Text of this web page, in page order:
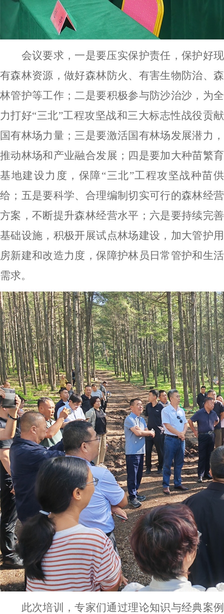
会议要求，一是要压实保护责任，保护好现
有森林资源，做好森林防火、有害生物防治、森
林管护等工作；二是要积极参与防沙治沙，为全
力打好“三北”工程攻坚战和三大标志性战役贡献
国有林场力量；三是要激活国有林场发展潜力，
推动林场和产业融合发展；四是要加大种苗繁育
基地建设力度，保障“三北”工程攻坚战种苗供
给；五是要科学、合理编制切实可行的森林经营
方案，不断提升森林经营水平；六是要持续完善
基础设施，积极开展试点林场建设，加大管护用
房新建和改造力度，保障护林员日常管护和生活
需求。
此次培训，专家们通过理论知识与经典案例